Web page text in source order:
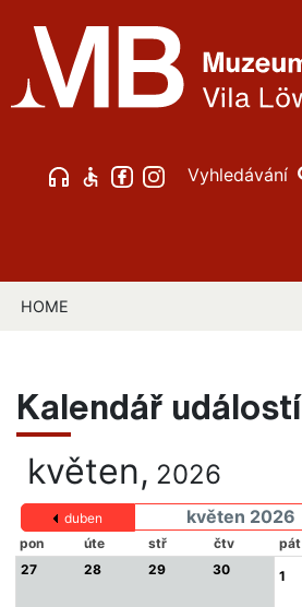
Vyhledávání
HOME
Kalendář událostí
květen, 2026
duben květen 2026
pon
úte stř čtv pát
27
28 29 30 1